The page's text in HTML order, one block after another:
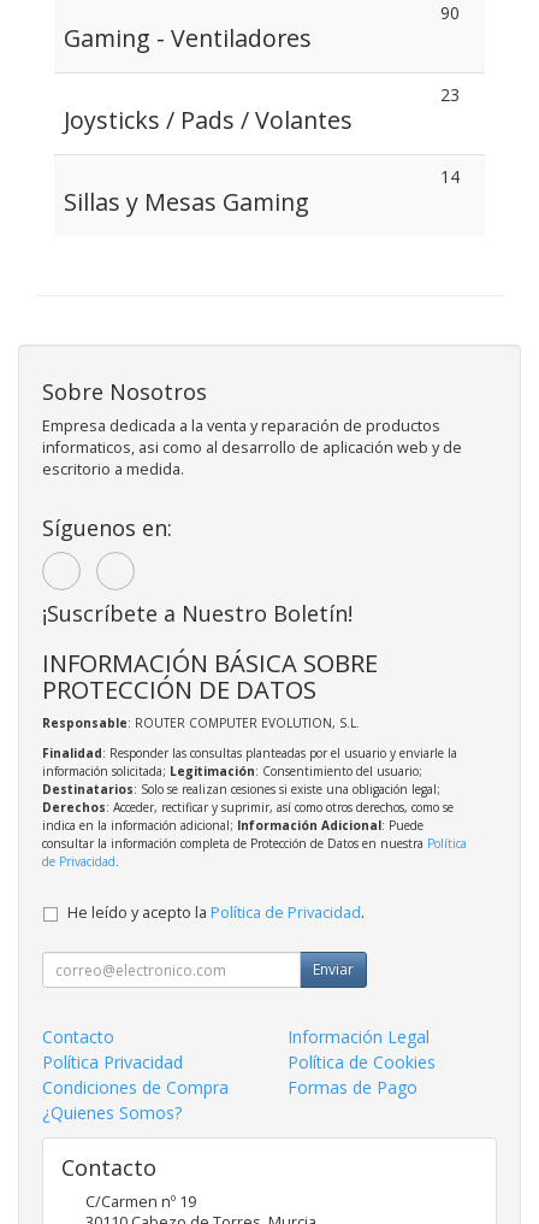
Gaming - Ventiladores
90
Joysticks / Pads / Volantes
23
Sillas y Mesas Gaming
14
Sobre Nosotros
Empresa dedicada a la venta y reparación de productos
informaticos, asi como al desarrollo de aplicación web y de
escritorio a medida.
Síguenos en:
¡Suscríbete a Nuestro Boletín!
INFORMACIÓN BÁSICA SOBRE
PROTECCIÓN DE DATOS
Responsable: ROUTER COMPUTER EVOLUTION, S.L.
Finalidad: Responder las consultas planteadas por el usuario y enviarle la
información solicitada; Legitimación: Consentimiento del usuario;
Destinatarios: Solo se realizan cesiones si existe una obligación legal;
Derechos: Acceder, rectificar y suprimir, así como otros derechos, como se
indica en la información adicional; Información Adicional: Puede
consultar la información completa de Protección de Datos en nuestra Política
de Privacidad.
He leído y acepto la Política de Privacidad.
Enviar
Contacto
Información Legal
Política Privacidad
Política de Cookies
Condiciones de Compra
Formas de Pago
¿Quienes Somos?
Contacto
C/Carmen nº 19